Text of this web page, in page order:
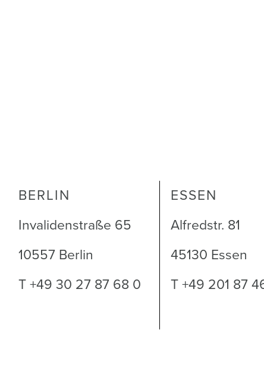
BERLIN
Invalidenstraße 65
10557 Berlin
T +49 30 27 87 68 0
ESSEN
Alfredstr. 81
45130 Essen
T +49 201 87